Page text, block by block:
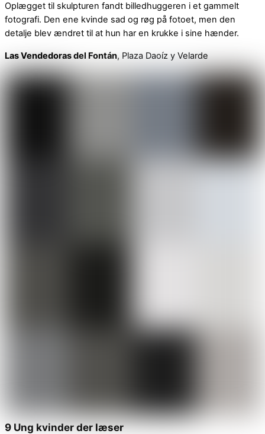
Oplægget til skulpturen fandt billedhuggeren i et gammelt
fotografi. Den ene kvinde sad og røg på fotoet, men den
detalje blev ændret til at hun har en krukke i sine hænder.
Las Vendedoras del Fontán, Plaza Daoíz y Velarde
9 Ung kvinder der læser